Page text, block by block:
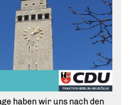
haben wir uns nach den